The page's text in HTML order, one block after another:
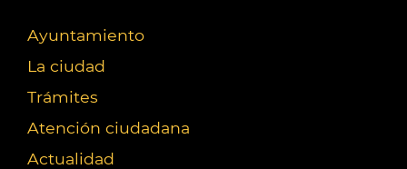
Ayuntamiento
La ciudad
Trámites
Atención ciudadana
Actualidad